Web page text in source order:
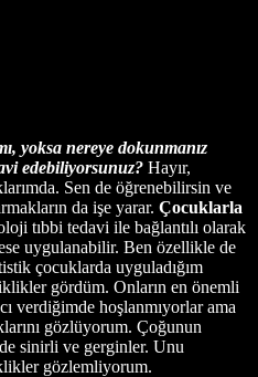
yoksa nereye dokunmanız
edebiliyorsunuz? Hayır,
Sen de öğrenebilirsin ve
da işe yarar. Çocuklarla
tıbbi tedavi ile bağlantılı olarak
uygulanabilir. Ben özellikle de
çocuklarda uyguladığım
gördüm. Onların en önemli
verdiğimde hoşlanmıyorlar ama
gözlüyorum. Çoğunun
sinirli ve gerginler. Unu
gözlemliyorum.